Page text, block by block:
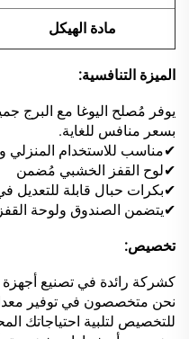
مادة الهيكل
الميزة التنافسية:
يوفر مُصلح اليوغا مع البرج
بسعر منافس للغاية.
✔مناسب للاستخدام المنزلي
✔لوح القفز الخشبي مُضمن
✔بكرات حبال قابلة للتعديل في
✔يتضمن الصندوق ولوحة
تخصيص:
كشركة رائدة في تصنيع
نحن متخصصون في توفير
للتخصيص لتلبية احتياجاتك